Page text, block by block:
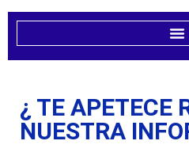
¿ TE APETECE
NUESTRA